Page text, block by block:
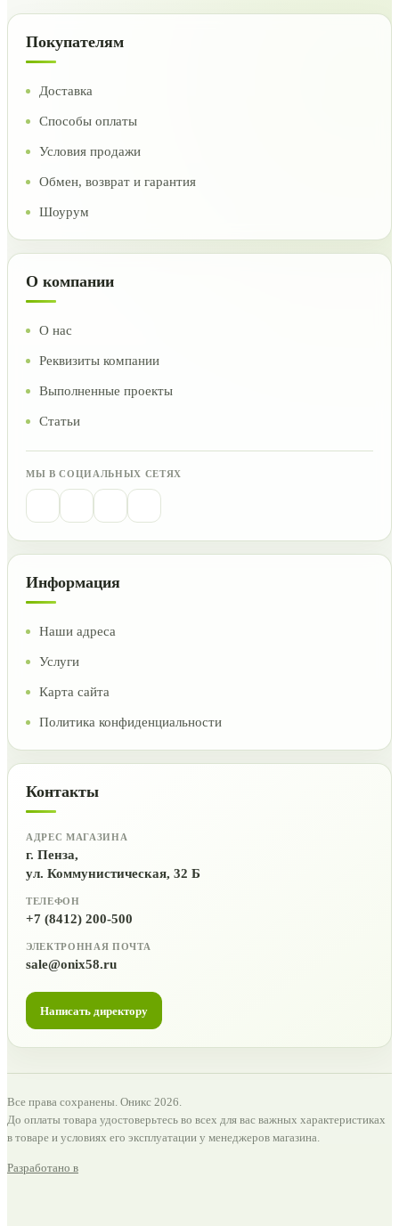
Покупателям
Доставка
Способы оплаты
Условия продажи
Обмен, возврат и гарантия
Шоурум
О компании
О нас
Реквизиты компании
Выполненные проекты
Статьи
МЫ В СОЦИАЛЬНЫХ СЕТЯХ
Информация
Наши адреса
Услуги
Карта сайта
Политика конфиденциальности
Контакты
АДРЕС МАГАЗИНА
г. Пенза,
ул. Коммунистическая, 32 Б
ТЕЛЕФОН
+7 (8412) 200-500
ЭЛЕКТРОННАЯ ПОЧТА
sale@onix58.ru
Написать директору
Все права сохранены. Оникс 2026.
До оплаты товара удостоверьтесь во всех для вас важных характеристиках
в товаре и условиях его эксплуатации у менеджеров магазина.
Разработано в